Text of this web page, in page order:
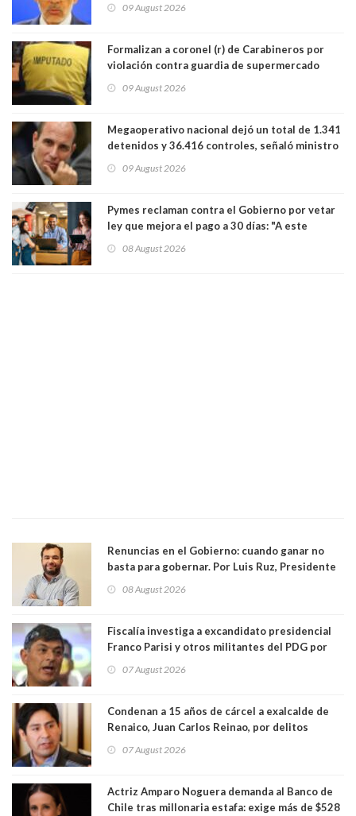
Lo Espejo
09 August 2026
Formalizan a coronel (r) de Carabineros por
violación contra guardia de supermercado
09 August 2026
Megaoperativo nacional dejó un total de 1.341
detenidos y 36.416 controles, señaló ministro
09 August 2026
Pymes reclaman contra el Gobierno por vetar
ley que mejora el pago a 30 días: "A este
medianas empresas"
08 August 2026
Renuncias en el Gobierno: cuando ganar no
basta para gobernar. Por Luis Ruz, Presidente
08 August 2026
Fiscalía investiga a excandidato presidencial
Franco Parisi y otros militantes del PDG por
07 August 2026
Condenan a 15 años de cárcel a exalcalde de
Renaico, Juan Carlos Reinao, por delitos
07 August 2026
Actriz Amparo Noguera demanda al Banco de
Chile tras millonaria estafa: exige más de $528